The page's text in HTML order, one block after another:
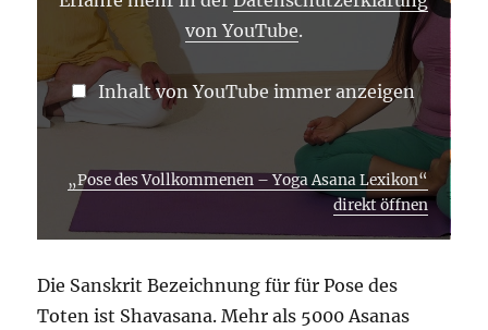
von YouTube.
Inhalt von YouTube immer anzeigen
„Pose des Vollkommenen – Yoga Asana Lexikon“
direkt öffnen
Die Sanskrit Bezeichnung für für Pose des
Toten ist Shavasana. Mehr als 5000 Asanas